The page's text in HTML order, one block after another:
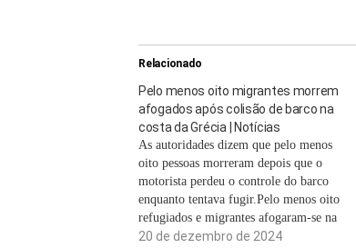
Relacionado
Pelo menos oito migrantes morrem
afogados após colisão de barco na
costa da Grécia | Notícias
As autoridades dizem que pelo menos
oito pessoas morreram depois que o
motorista perdeu o controle do barco
enquanto tentava fugir.Pelo menos oito
refugiados e migrantes afogaram-se na
costa da Grécia depois de a guarda
20 de dezembro de 2024